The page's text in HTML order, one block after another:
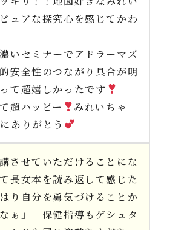
ュアな探究心を感じてかわ
いセミナーでアドラーマズ
安全性のつながり具合が明
て超嬉しかったです
超ハッピー
みれいちゃ
ありがとう
させていただけることにな
長女本を読み返して感じた
り自分を勇気づけることか
ぁ」「保健指導もゲシュタ